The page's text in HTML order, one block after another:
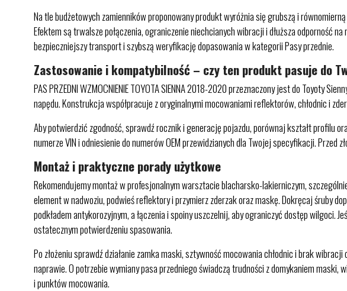
Na tle budżetowych zamienników proponowany produkt wyróżnia się grubszą i
Efektem są trwalsze połączenia, ograniczenie niechcianych wibracji i dłuższa odporność
bezpieczniejszy transport i szybszą weryfikację dopasowania w kategorii Pasy przednie.
Zastosowanie i kompatybilność – czy ten produkt pasuje do
PAS PRZEDNI WZMOCNIENIE TOYOTA SIENNA 2018-2020 przeznaczony jest do
napędu. Konstrukcja współpracuje z oryginalnymi mocowaniami reflektorów, chłodnic i
Aby potwierdzić zgodność, sprawdź rocznik i generację pojazdu, porównaj kształt profilu
numerze VIN i odniesienie do numerów OEM przewidzianych dla Twojej specyfikacji.
Montaż i praktyczne porady użytkowe
Rekomendujemy montaż w profesjonalnym warsztacie blacharsko-lakierniczym,
element w nadwoziu, podwieś reflektory i przymierz zderzak oraz maskę. Dokręcaj śruby
podkładem antykorozyjnym, a łączenia i spoiny uszczelnij, aby ograniczyć dostęp
ostatecznym potwierdzeniu spasowania.
Po złożeniu sprawdź działanie zamka maski, sztywność mocowania chłodnic i brak
naprawie. O potrzebie wymiany pasa przedniego świadczą trudności z domykaniem
i punktów mocowania.